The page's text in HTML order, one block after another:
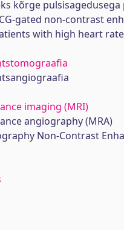
kõrge
gated non-contrast
with high heart rate
imaging (MRI)
angiography (MRA)
Non-Contrast